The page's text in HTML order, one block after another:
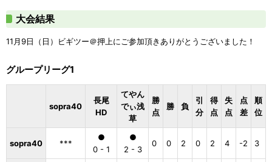
大会結果
11月9日（日）ビギツー＠押上にご参加頂きありがとうございました！
グループリーグ1
sopra40
長尾
HD
てやん
でぃ浅
草
勝
点
勝 負
引
分
得
点
失
点
点
差
順
位
sopra40 ***
●
0 - 1
●
2 - 3
0 0 2 0 2 4 -2 3